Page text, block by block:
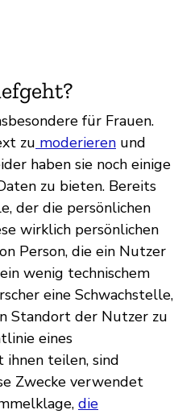
für Frauen.
zu moderieren und
haben sie noch einige
zu bieten. Bereits
der die persönlichen
wirklich persönlichen
Person, die ein Nutzer
wenig technischem
eine Schwachstelle,
Standort der Nutzer zu
eines
ihnen teilen, sind
Zwecke verwendet
die